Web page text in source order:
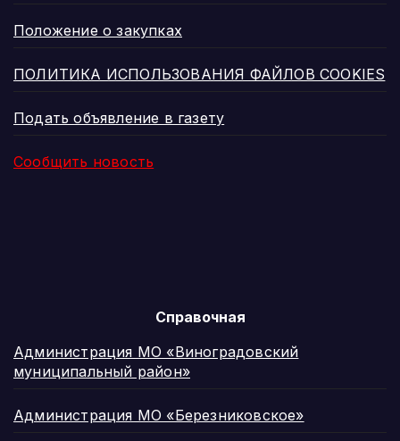
Положение о закупках
ПОЛИТИКА ИСПОЛЬЗОВАНИЯ ФАЙЛОВ COOKIES
Подать объявление в газету
Сообщить новость
Справочная
Администрация МО «Виноградовский
муниципальный район»
Администрация МО «Березниковское»